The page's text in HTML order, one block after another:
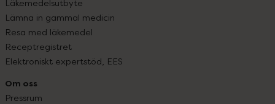
Läkemedelsutbyte
Lämna in gammal medicin
Resa med läkemedel
Receptregistret
Elektroniskt expertstöd, EES
Om oss
Pressrum